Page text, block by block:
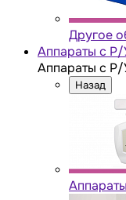
Другое
Аппараты с Р/
Аппараты с Р/
Назад